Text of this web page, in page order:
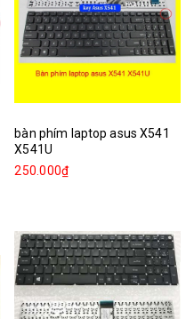
bàn phím laptop asus X541
X541U
250.000₫